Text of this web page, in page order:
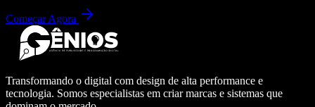
Começar Agora
Transformando o digital com design de alta performance e
tecnologia. Somos especialistas em criar marcas e sistemas que